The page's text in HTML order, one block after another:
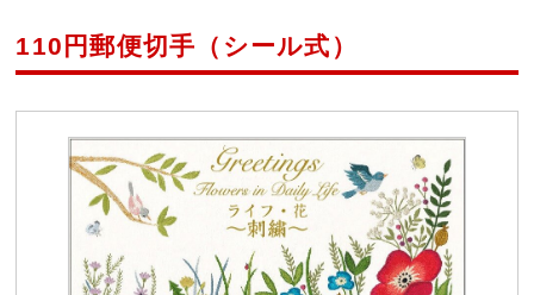
110円郵便切手（シール式）